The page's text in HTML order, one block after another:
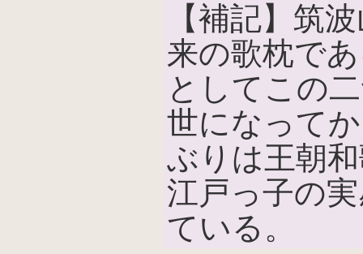
【補記】筑
来の歌枕で
としてこの
世になって
ぶりは王朝
江戸っ子の
ている。